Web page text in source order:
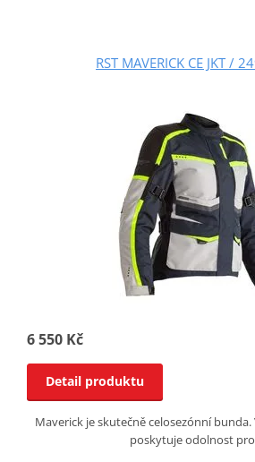
RST MAVERICK CE JKT /
6 550 Kč
Detail produktu
Maverick je skutečně celosezónní
poskytuje odolnost